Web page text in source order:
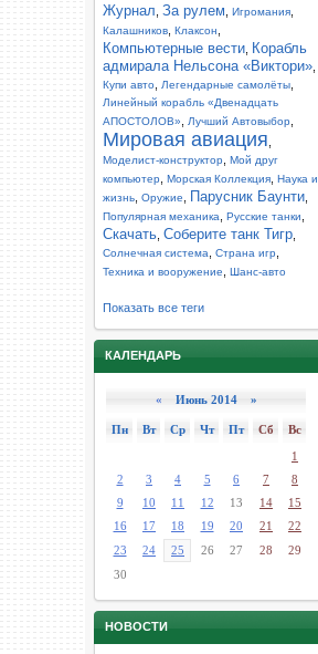
Журнал За рулем Игромания
Калашников Клаксон
Компьютерные вести Корабль
адмирала Нельсона «Виктори»
Купи авто Легендарные самолёты
Линейный корабль «Двенадцать
АПОСТОЛОВ»
Лучший Автовыбор
Мировая авиация
Моделист-конструктор Мой друг
компьютер Морская Коллекция Наука и
жизнь Оружие Парусник Баунти
Популярная механика Русские танки
Скачать Соберите танк Тигр
Солнечная система Страна игр
Техника и вооружение Шанс-авто
Показать все теги
КАЛЕНДАРЬ
« Июнь 2014 »
Пн Вт Ср Чт Пт Сб
Вс
1
2
3 4 5 6 7
8
9
10 11 12 13 14
15
16
17 18 19 20 21
22
23
24 25 26 27 28
29
30
НОВОСТИ